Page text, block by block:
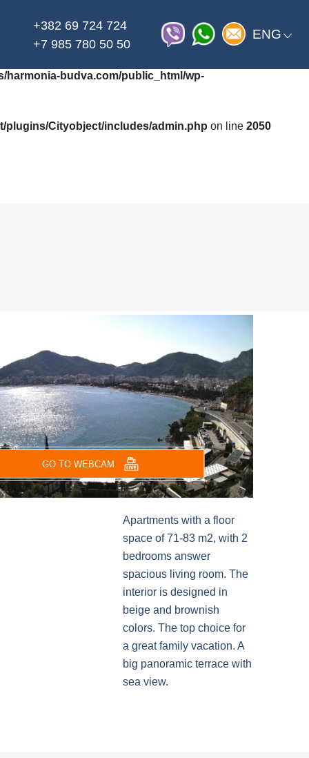
wp-content/themes/harmonia/functions.php
harmonia-budva.com/public_html/wp-
+382 69 724 724
+7 985 780 50 50
ENG
plugins/Cityobject/includes/admin.php on line 2050
GO TO WEBCAM
Apartments with a floor
space of 71-83 m2, with 2
bedrooms answer
spacious living room. The
interior is designed in
beige and brownish
colors. The top choice for
a great family vacation. A
big panoramic terrace with
sea view.